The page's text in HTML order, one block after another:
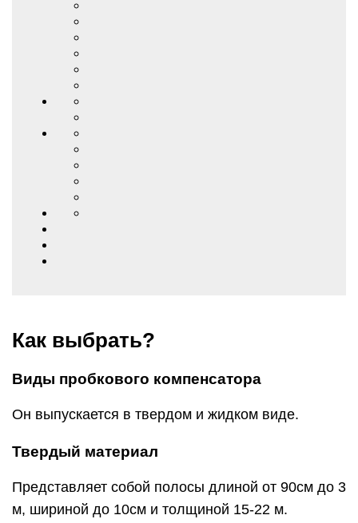
Как выбрать?
Виды пробкового компенсатора
Он выпускается в твердом и жидком виде.
Твердый материал
Представляет собой полосы длиной от 90см до 3
м, шириной до 10см и толщиной 15-22 м.